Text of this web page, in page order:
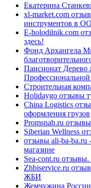
Екатерина
xl-market.com
инструментов в
E-holodilnik.com
здесь!
Фонд Архангела
Пансионат
Строительная
Holidaygo отзывы
China Logistics
оформления грузов
Promsnab.ru
Siberian Wellness
отзывы ali-ba-ba.ru
магазине
Sea-cont.ru
Zhbiservice.ru
ЖБИ
Жемчужина России